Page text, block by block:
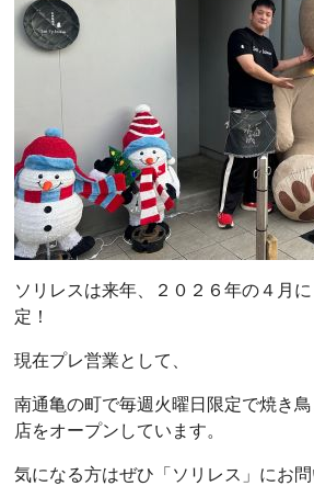
ソリレスは来年、２０２６年の４月
定！
現在プレ営業として、
南通亀の町で毎週火曜日限定で焼き
店をオープンしています。
気になる方はぜひ「ソリレス」にお